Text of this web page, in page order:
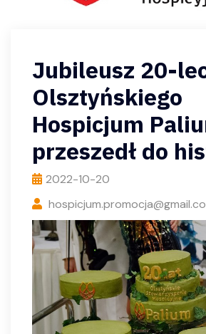
Jubileusz 20-
Olsztyńskiego
Hospicjum
przeszedł do
2022-10-20